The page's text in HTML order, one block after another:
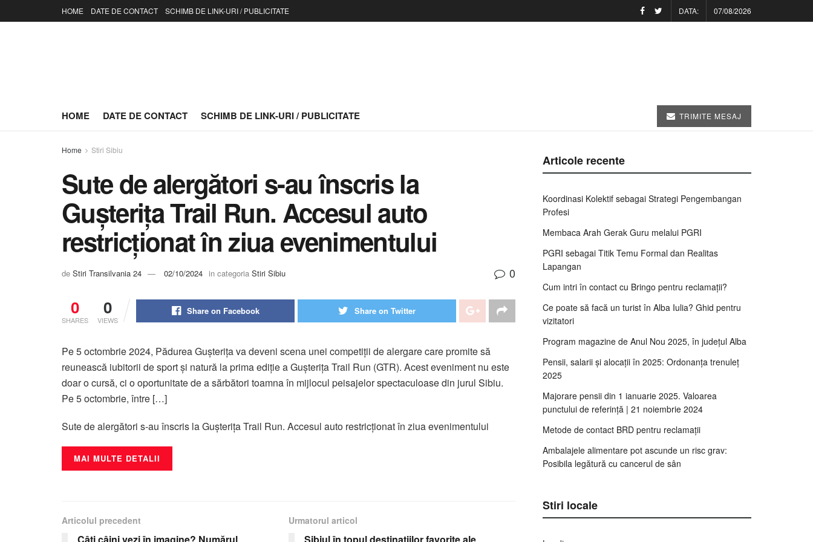
HOME DATE DE CONTACT SCHIMB DE LINK-URI / PUBLICITATE DATA: 07/08/2026
HOME DATE DE CONTACT SCHIMB DE LINK-URI / PUBLICITATE TRIMITE MESAJ
Home Stiri Sibiu
Sute de alergători s-au înscris la
Gușterița Trail Run. Accesul auto
restricționat în ziua evenimentului
de Stiri Transilvania 24 02/10/2024 in categoria Stiri Sibiu 0
0
SHARES
0
VIEWS
Share on Facebook Share on Twitter
Pe 5 octombrie 2024, Pădurea Gușterița va deveni scena unei competiții de alergare care promite să
reunească iubitorii de sport și natură la prima ediție a Gușterița Trail Run (GTR). Acest eveniment nu este
doar o cursă, ci o oportunitate de a sărbători toamna în mijlocul peisajelor spectaculoase din jurul Sibiu.
Pe 5 octombrie, între […]
Sute de alergători s-au înscris la Gușterița Trail Run. Accesul auto restricționat în ziua evenimentului
MAI MULTE DETALII
Articolul precedent
Câți câini vezi în imagine? Numărul
Urmatorul articol
Sibiul în topul destinațiilor favorite ale
Articole recente
Koordinasi Kolektif sebagai Strategi Pengembangan
Profesi
Membaca Arah Gerak Guru melalui PGRI
PGRI sebagai Titik Temu Formal dan Realitas
Lapangan
Cum intri în contact cu Bringo pentru reclamații?
Ce poate să facă un turist în Alba Iulia? Ghid pentru
vizitatori
Program magazine de Anul Nou 2025, în județul Alba
Pensii, salarii și alocații în 2025: Ordonanța trenuleț
2025
Majorare pensii din 1 ianuarie 2025. Valoarea
punctului de referință | 21 noiembrie 2024
Metode de contact BRD pentru reclamații
Ambalajele alimentare pot ascunde un risc grav:
Posibila legătură cu cancerul de sân
Stiri locale